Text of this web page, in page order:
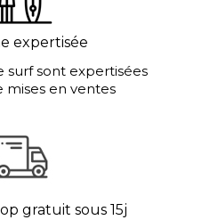
expertisée
surf sont expertisées
mises en ventes
gratuit sous 15j